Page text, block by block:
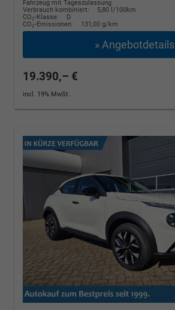
Fahrzeug mit Tageszulassung
Verbrauch kombiniert:
5,80 l/100km
CO2-Klasse:
D
CO2-Emissionen: 131,00 g/km
» Angebotdetails
19.390,– €
incl. 19% MwSt.